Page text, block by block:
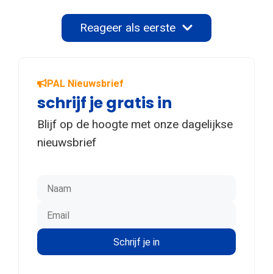
Reageer als eerste
PAL Nieuwsbrief
schrijf je gratis in
Blijf op de hoogte met onze dagelijkse
nieuwsbrief